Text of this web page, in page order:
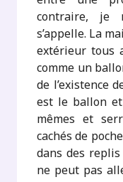
contraire, je
s’appelle. La
extérieur tous
comme un
de l’existence
est le ballon
mêmes et
cachés de
dans des
ne peut pas